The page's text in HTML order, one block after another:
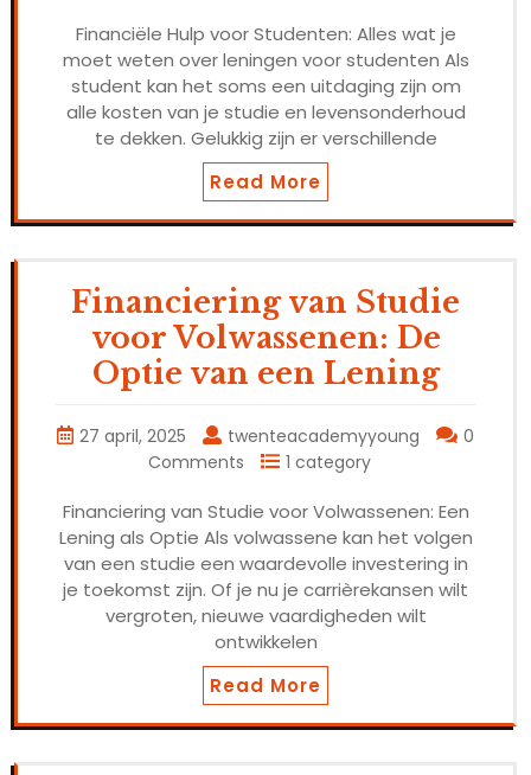
Financiële Hulp voor Studenten: Alles wat je
moet weten over leningen voor studenten Als
student kan het soms een uitdaging zijn om
alle kosten van je studie en levensonderhoud
te dekken. Gelukkig zijn er verschillende
Read More
Financiering van Studie
voor Volwassenen: De
Optie van een Lening
27 april, 2025 twenteacademyyoung
0
Comments
1 category
Financiering van Studie voor Volwassenen: Een
Lening als Optie Als volwassene kan het volgen
van een studie een waardevolle investering in
je toekomst zijn. Of je nu je carrièrekansen wilt
vergroten, nieuwe vaardigheden wilt
ontwikkelen
Read More